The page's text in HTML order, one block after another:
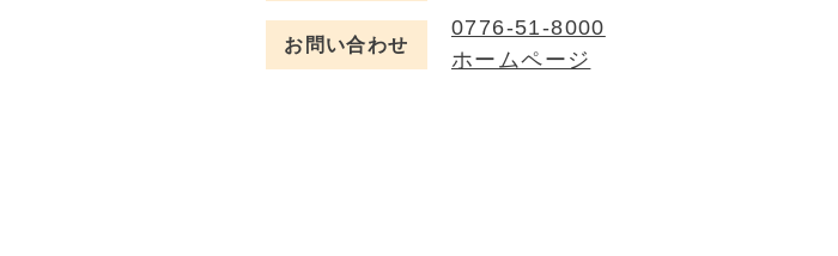
お問い合わせ
0776-51-8000
ホームページ